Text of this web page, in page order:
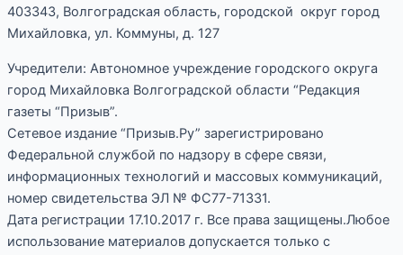
403343, Волгоградская область, городской округ город
Михайловка, ул. Коммуны, д. 127
Учредители: Автономное учреждение городского округа
город Михайловка Волгоградской области “Редакция
газеты “Призыв”.
Сетевое издание “Призыв.Ру” зарегистрировано
Федеральной службой по надзору в сфере связи,
информационных технологий и массовых коммуникаций,
номер свидетельства ЭЛ № ФС77-71331.
Дата регистрации 17.10.2017 г. Все права защищены.Любое
использование материалов допускается только с